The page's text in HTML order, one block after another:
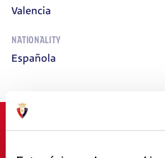
Valencia
NATIONALITY
Española